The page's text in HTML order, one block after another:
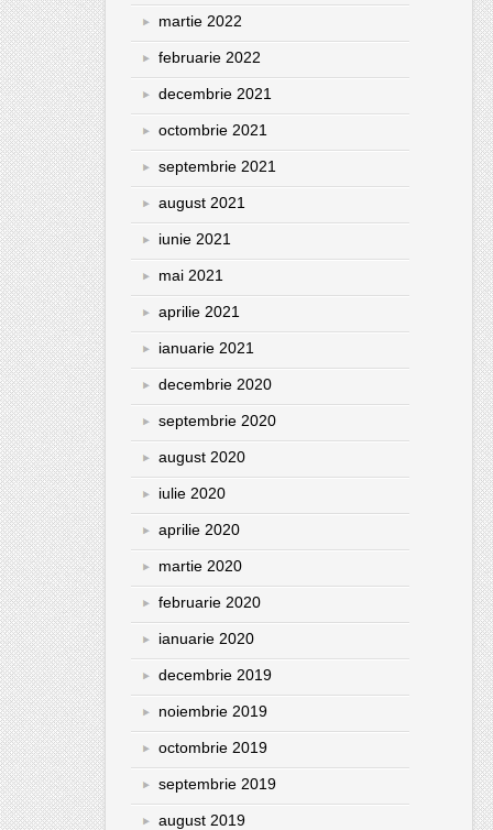
martie 2022
februarie 2022
decembrie 2021
octombrie 2021
septembrie 2021
august 2021
iunie 2021
mai 2021
aprilie 2021
ianuarie 2021
decembrie 2020
septembrie 2020
august 2020
iulie 2020
aprilie 2020
martie 2020
februarie 2020
ianuarie 2020
decembrie 2019
noiembrie 2019
octombrie 2019
septembrie 2019
august 2019